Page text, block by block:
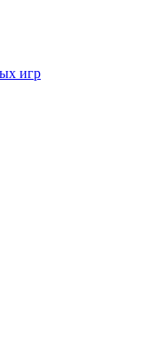
игр